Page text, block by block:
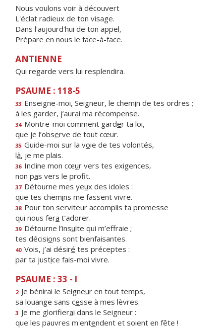
Nous voulons voir à découvert
L'éclat radieux de ton visage.
Dans l'aujourd'hui de ton appel,
Prépare en nous le face-à-face.
ANTIENNE
Qui regarde vers lui resplendira.
PSAUME : 118-5
33 Enseigne-moi, Seigneur, le chemin de tes ordres ;
à les garder, j’aurai ma récompense.
34 Montre-moi comment garder ta loi,
que je l’observe de tout cœur.
35 Guide-moi sur la voie de tes volontés,
là, je me plais.
36 Incline mon cœur vers tes exigences,
non pas vers le profit.
37 Détourne mes yeux des idoles :
que tes chemins me fassent vivre.
38 Pour ton serviteur accomplis ta promesse
qui nous fera t’adorer.
39 Détourne l’insulte qui m’effraie ;
tes décisions sont bienfaisantes.
40 Vois, j’ai désiré tes préceptes :
par ta justice fais-moi vivre.
PSAUME : 33 - I
2 Je bénirai le Seigneur en tout temps,
sa louange sans cesse à mes lèvres.
3 Je me glorifierai dans le Seigneur :
que les pauvres m'entendent et soient en fête !